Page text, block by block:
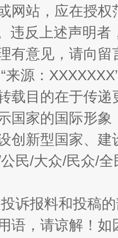
塑工作
身衣” 如何以
网站，应在授
违反上述声明
有意见，请向
来源：
载目的在于传
国家的国际形
创新型国家、
民/大众/民众/
诉报料和投稿
语，请谅解！